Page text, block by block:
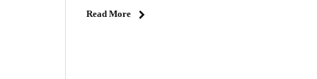
Read More